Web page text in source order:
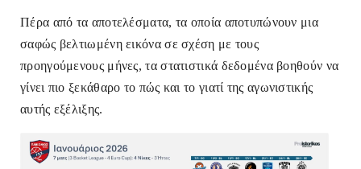
Πέρα από τα αποτελέσματα, τα οποία αποτυπώνουν μια
σαφώς βελτιωμένη εικόνα σε σχέση με τους
προηγούμενους μήνες, τα στατιστικά δεδομένα βοηθούν να
γίνει πιο ξεκάθαρο το πώς και το γιατί της αγωνιστικής
αυτής εξέλιξης.